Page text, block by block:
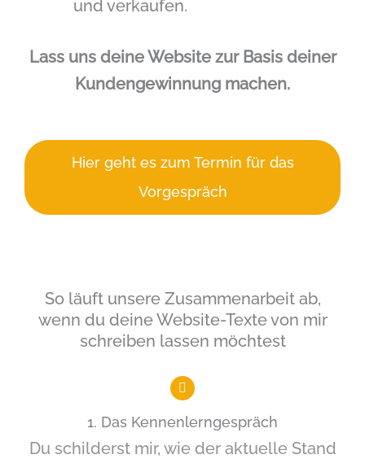
und verkaufen.
Lass uns deine Website zur Basis deiner
Kundengewinnung machen.
Hier geht es zum Termin für das
Vorgespräch
So läuft unsere Zusammenarbeit ab,
wenn du deine Website-Texte von mir
schreiben lassen möchtest
1. Das Kennenlerngespräch
Du schilderst mir, wie der aktuelle Stand